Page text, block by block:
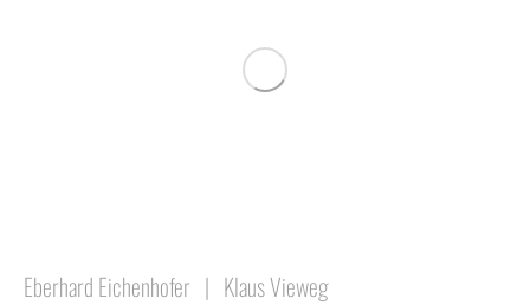
Eberhard Eichenhofer | Klaus Vieweg